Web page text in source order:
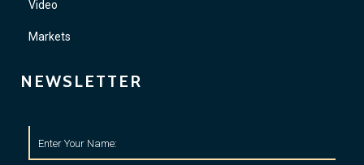
Video
Markets
NEWSLETTER